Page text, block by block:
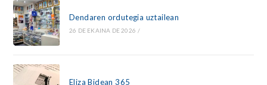
Dendaren ordutegia uztailean
26 DE EKAINA DE 2026 /
Eliza Bidean 365